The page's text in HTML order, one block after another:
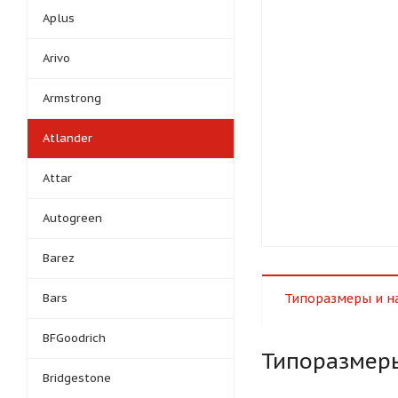
Типоразмеры и
Aplus
Arivo
Armstrong
Atlander
Attar
Autogreen
Barez
Bars
BFGoodrich
Bridgestone